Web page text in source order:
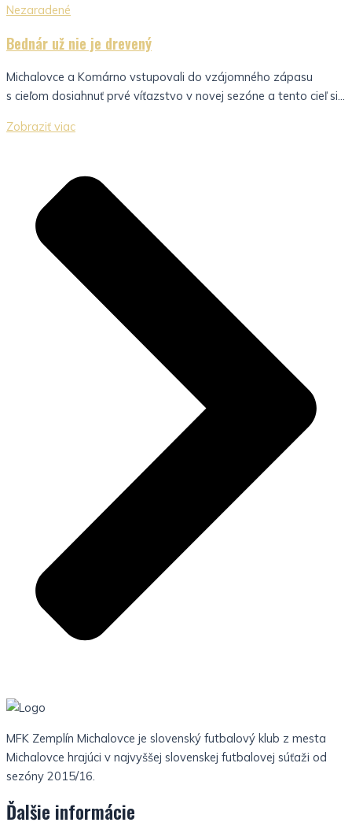
Nezaradené
Bednár už nie je drevený
Michalovce a Komárno vstupovali do vzájomného zápasu
s cieľom dosiahnuť prvé víťazstvo v novej sezóne a tento cieľ si...
Zobraziť viac
MFK Zemplín Michalovce je slovenský futbalový klub z mesta
Michalovce hrajúci v najvyššej slovenskej futbalovej súťaži od
sezóny 2015/16.
Ďalšie informácie